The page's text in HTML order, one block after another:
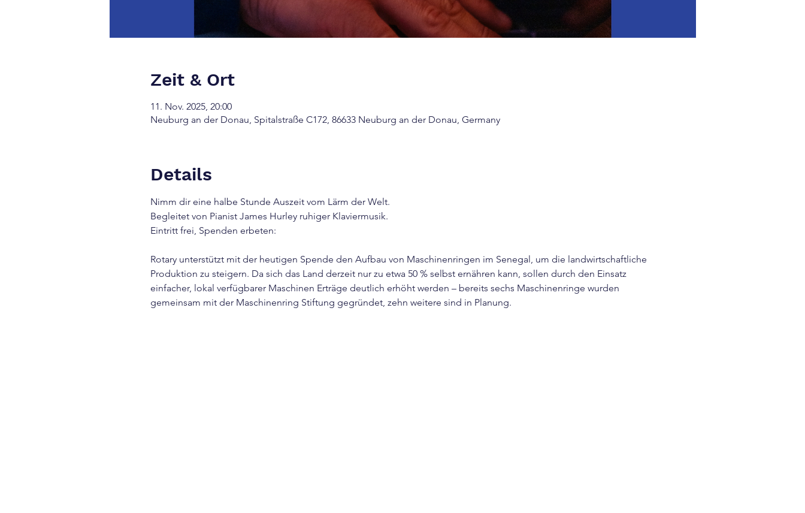
Zeit & Ort
11. Nov. 2025, 20:00
Neuburg an der Donau, Spitalstraße C172, 86633 Neuburg an der Donau, Germany
Details
Nimm dir eine halbe Stunde Auszeit vom Lärm der Welt.
Begleitet von Pianist James Hurley ruhiger Klaviermusik.
Eintritt frei, Spenden erbeten:
Rotary unterstützt mit der heutigen Spende den Aufbau von Maschinenringen im Senegal, um die landwirtschaftliche
Produktion zu steigern. Da sich das Land derzeit nur zu etwa 50 % selbst ernähren kann, sollen durch den Einsatz
einfacher, lokal verfügbarer Maschinen Erträge deutlich erhöht werden – bereits sechs Maschinenringe wurden
gemeinsam mit der Maschinenring Stiftung gegründet, zehn weitere sind in Planung.